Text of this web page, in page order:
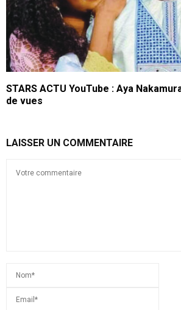
STARS ACTU YouTube : Aya
de vues
LAISSER UN COMMENTAIRE